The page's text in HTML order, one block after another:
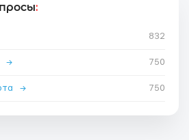
:
832
→ 750
→ 750